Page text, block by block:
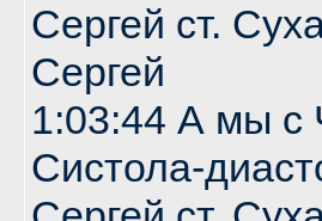
Сергей ст.
Сергей
1:03:44 А мы с
Систола-